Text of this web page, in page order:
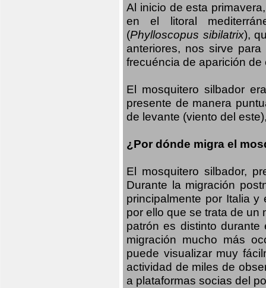
Al inicio de esta
en el litoral
(Phylloscopus sibilatrix),
anteriores, nos sirve
frecuéncia de aparición
El mosquitero silbador
presente de manera
de levante (viento del
¿Por dónde migra el
El mosquitero silbador,
Durante la migración
principalmente por Italia
por ello que se trata de un
patrón es distinto
migración mucho más
puede visualizar muy
actividad de miles de
a plataformas socias del